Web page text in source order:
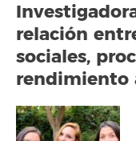
relación
sociales,
rendimiento